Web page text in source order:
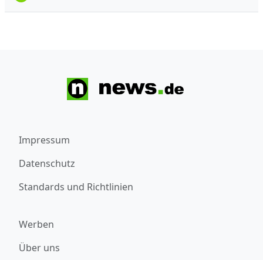
Impressum
Datenschutz
Standards und Richtlinien
Werben
Über uns